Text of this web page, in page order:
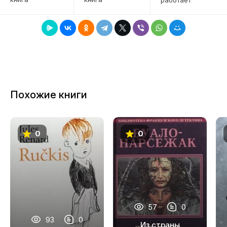
7
12
13
14
15
Похожие книги
0
93 0
0
57 0
Из страны